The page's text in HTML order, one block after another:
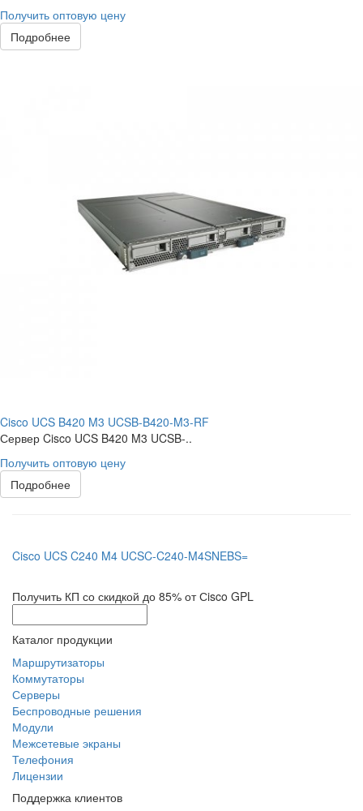
Получить оптовую цену
Подробнее
Cisco UCS B420 M3 UCSB-B420-M3-RF
Сервер Cisco UCS B420 M3 UCSB-..
Получить оптовую цену
Подробнее
Cisco UCS C240 M4 UCSC-C240-M4SNEBS=
Получить КП со скидкой до 85% от Сisco GPL
Каталог продукции
Маршрутизаторы
Коммутаторы
Серверы
Беспроводные решения
Модули
Межсетевые экраны
Телефония
Лицензии
Поддержка клиентов